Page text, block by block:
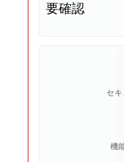
要確認
機
セキ